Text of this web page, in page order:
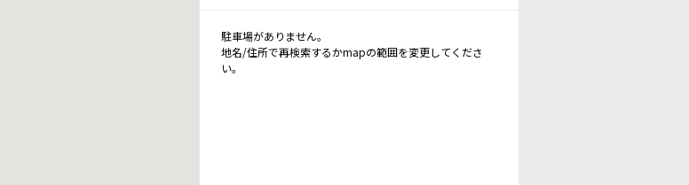
駐車場がありません。
地名/住所で再検索するかmapの範囲を変更してくださ
い。